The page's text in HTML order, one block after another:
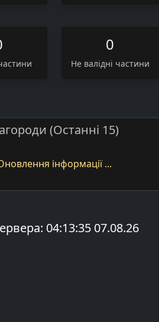
0
Не валідні частини
(Останні 15)
інформації ...
04:13:35 07.08.26